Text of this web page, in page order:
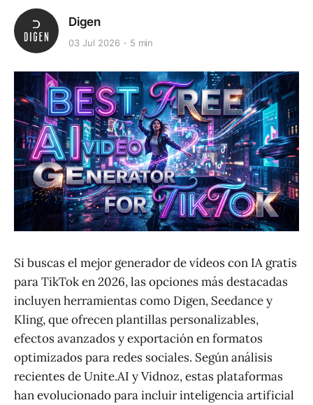
Digen
03 Jul 2026 5 min
Si buscas el mejor generador de vídeos con IA gratis
para TikTok en 2026, las opciones más destacadas
incluyen herramientas como Digen, Seedance y
Kling, que ofrecen plantillas personalizables,
efectos avanzados y exportación en formatos
optimizados para redes sociales. Según análisis
recientes de Unite.AI y Vidnoz, estas plataformas
han evolucionado para incluir inteligencia artificial